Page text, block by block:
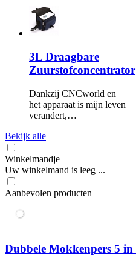
3L Draagbare
Zuurstofconcentrator
Dankzij CNCworld en
het apparaat is mijn leven
verandert,…
Bekijk alle
Winkelmandje
Uw winkelmand is leeg ...
Aanbevolen producten
Dubbele Mokkenpers 5 in